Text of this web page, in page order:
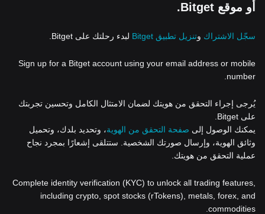
أو موقع Bitget.
سجّل الاشتراك وتنزيل تطبيق Bitget لبدء رحلتك على Bitget.
Sign up for a Bitget account using your email address or mobile
number.
يُرجى إجراء التحقق من هويتك لضمان الامتثال الكامل وتحسين تجربتك
على Bitget.
يمكنك الوصول إلى صفحة التحقق من الهوية، وتحديد بلدك، وتحميل
وثائق الهوية، وإرسال صورتك الشخصية. ستتلقى إشعارًا بمجرد نجاح
عملية التحقق من هويتك.
Complete identity verification (KYC) to unlock all trading features,
including crypto, spot stocks (rTokens), metals, forex, and
commodities.